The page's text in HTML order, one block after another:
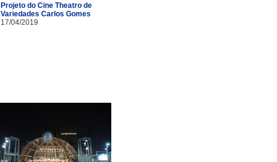
Projeto do Cine Theatro de
Variedades Carlos Gomes
17/04/2019